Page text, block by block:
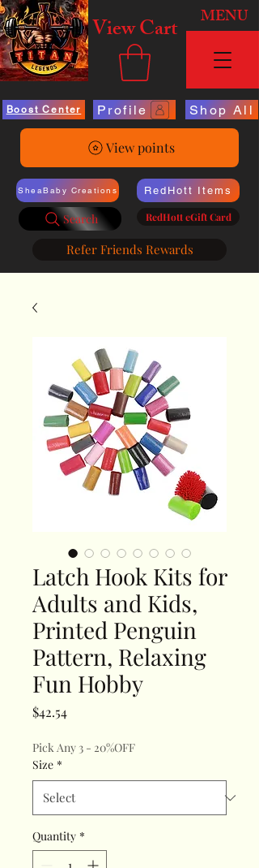
View Cart MENU
Boost Center Profile Shop All
View points
SheaBaby Creations
Search
RedHott Items
RedHott eGift Card
Refer Friends Rewards
Latch Hook Kits for
Adults and Kids,
Printed Penguin
Pattern, Relaxing
Fun Hobby
$42.54Price
Pick Any 3 - 20%OFF
Size *
Quantity *